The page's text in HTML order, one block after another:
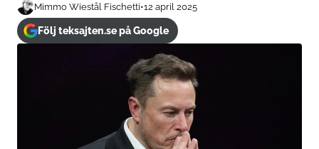
Mimmo Wiestål Fischetti•12 april 2025
Följ teksajten.se på Google